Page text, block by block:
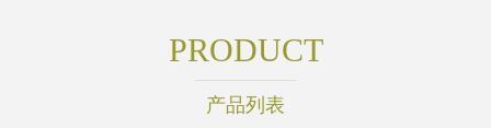
PRODUCT
产品列表